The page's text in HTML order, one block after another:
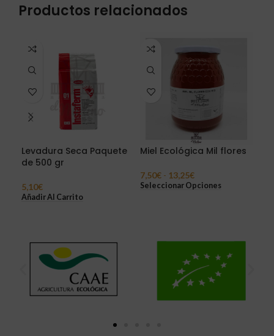
Productos relacionados
Levadura Seca Paquete
de 500 gr
5,10€
Añadir Al Carrito
Miel Ecológica Mil flores
7,50€ - 13,25€
Seleccionar Opciones